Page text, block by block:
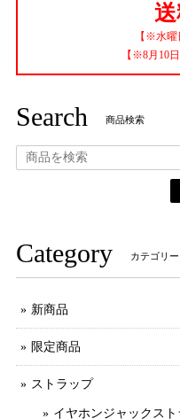
【※水曜
【※8月10
Search 商品検索
Category カテゴリー
新商品
限定商品
ストラップ
イヤホンジャックス